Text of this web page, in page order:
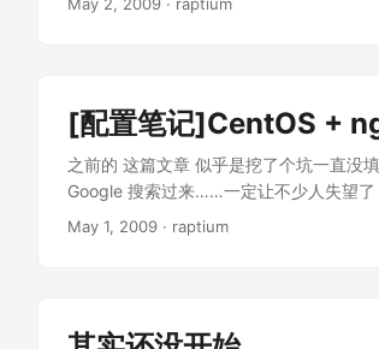
content/cache/supercache/
rewrite ^(.*)$ $supercache_file break;
~ .*.php5?$ { include fastcgi_params;
index.php; } }
[配置笔记]CentOS +
之前的 这篇文章 似乎是挖了个坑一直没
Google 搜索过来……一定让不少人失望
次略有不同，这次 Linux 发行版是用的
May 1, 2009 · raptium